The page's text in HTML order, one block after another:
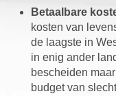
Betaalbare
kosten van
de laagste in
in enig ander
bescheiden
budget van